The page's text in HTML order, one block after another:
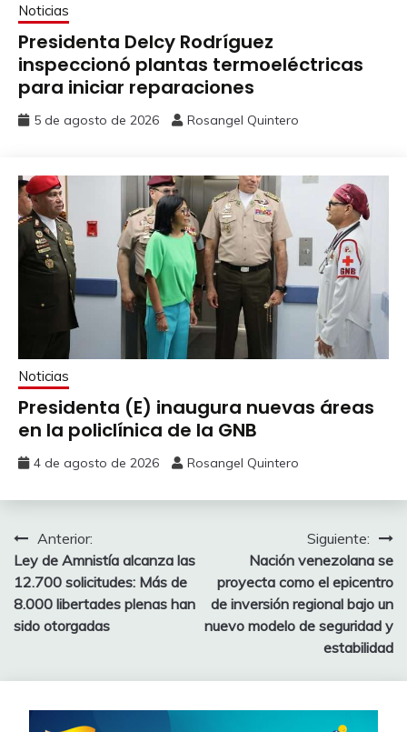
Noticias
Presidenta Delcy Rodríguez
inspeccionó plantas termoeléctricas
para iniciar reparaciones
5 de agosto de 2026 Rosangel Quintero
Noticias
Presidenta (E) inaugura nuevas áreas
en la policlínica de la GNB
4 de agosto de 2026 Rosangel Quintero
Anterior:
Ley de Amnistía alcanza las
12.700 solicitudes: Más de
8.000 libertades plenas han
sido otorgadas
Siguiente:
Nación venezolana se
proyecta como el epicentro
de inversión regional bajo un
nuevo modelo de seguridad y
estabilidad